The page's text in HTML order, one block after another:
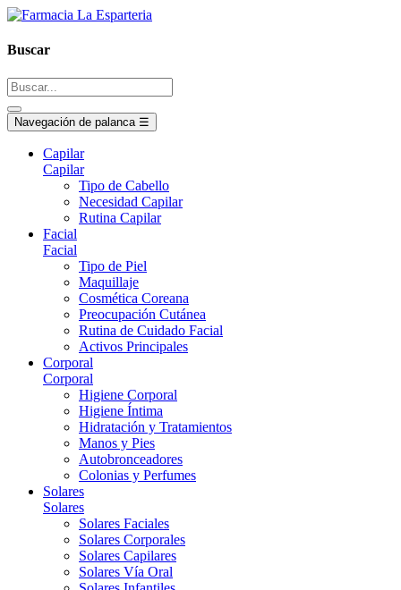
Buscar
Navegación de palanca ☰
Capilar
Capilar
Tipo de Cabello
Necesidad Capilar
Rutina Capilar
Facial
Facial
Tipo de Piel
Maquillaje
Cosmética Coreana
Preocupación Cutánea
Rutina de Cuidado Facial
Activos Principales
Corporal
Corporal
Higiene Corporal
Higiene Íntima
Hidratación y Tratamientos
Manos y Pies
Autobronceadores
Colonias y Perfumes
Solares
Solares
Solares Faciales
Solares Corporales
Solares Capilares
Solares Vía Oral